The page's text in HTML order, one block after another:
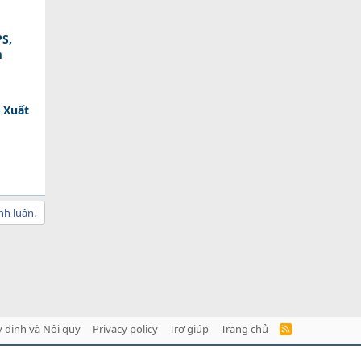
Xuất
luận.
định và Nội quy Privacy policy Trợ giúp Trang chủ
R